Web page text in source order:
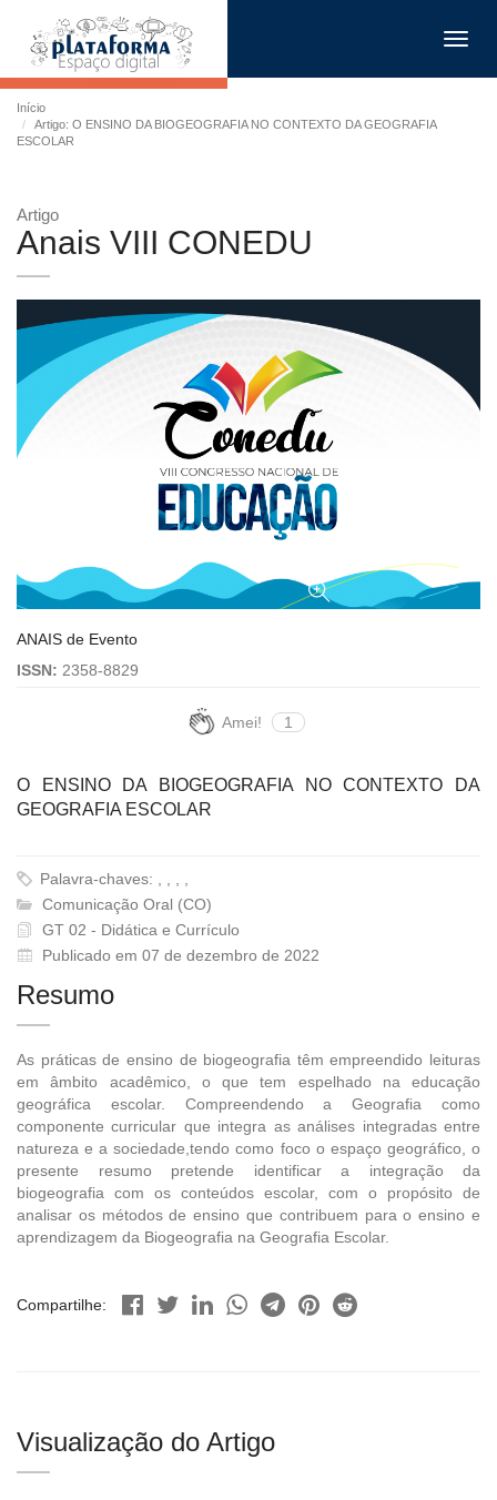
Início
Artigo: O ENSINO DA BIOGEOGRAFIA NO CONTEXTO DA GEOGRAFIA
ESCOLAR
Artigo
Anais VIII CONEDU
ANAIS de Evento
ISSN: 2358-8829
Amei! 1
O ENSINO DA BIOGEOGRAFIA NO CONTEXTO DA
GEOGRAFIA ESCOLAR
Palavra-chaves: , , , ,
Comunicação Oral (CO)
GT 02 - Didática e Currículo
Publicado em 07 de dezembro de 2022
Resumo
As práticas de ensino de biogeografia têm empreendido leituras
em âmbito acadêmico, o que tem espelhado na educação
geográfica escolar. Compreendendo a Geografia como
componente curricular que integra as análises integradas entre
natureza e a sociedade,tendo como foco o espaço geográfico, o
presente resumo pretende identificar a integração da
biogeografia com os conteúdos escolar, com o propósito de
analisar os métodos de ensino que contribuem para o ensino e
aprendizagem da Biogeografia na Geografia Escolar.
Compartilhe:
Visualização do Artigo